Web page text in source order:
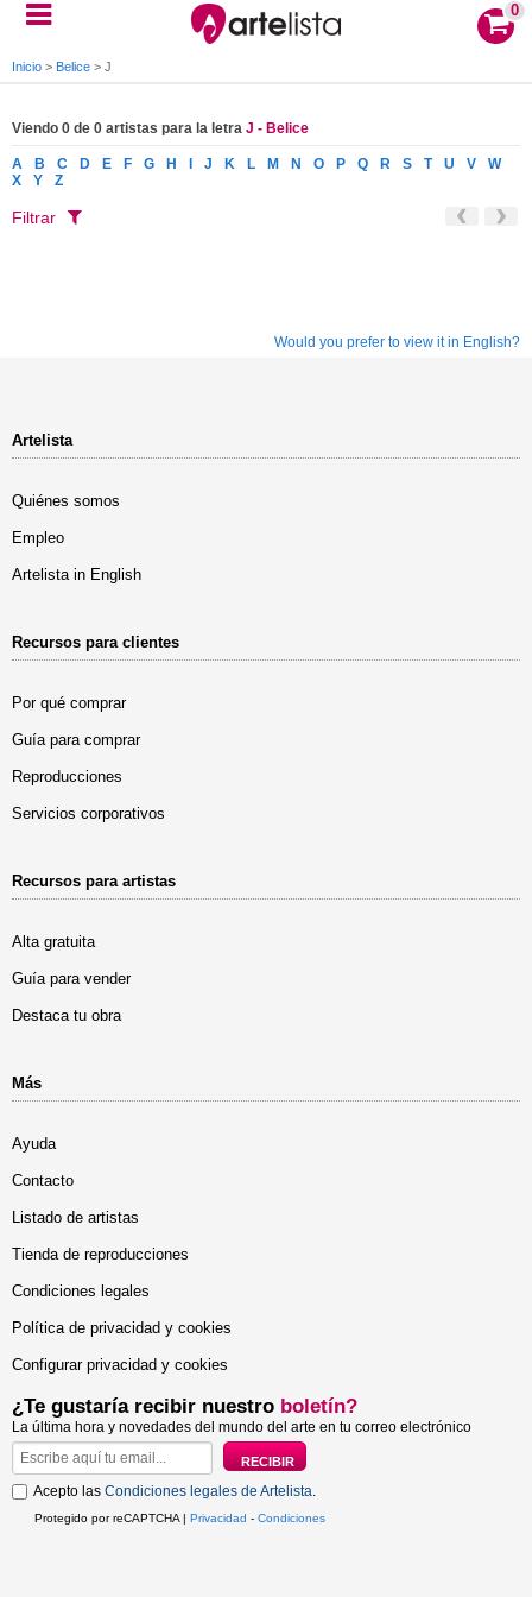
0
Inicio > Belice > J
Viendo 0 de 0 artistas para la letra J - Belice
A B C D E F G H J K L M N O P Q R S T U V
W
X
Y Z
Filtrar
Would you prefer to view it in English?
Artelista
Quiénes somos
Empleo
Artelista in English
Recursos para clientes
Por qué comprar
Guía para comprar
Reproducciones
Servicios corporativos
Recursos para artistas
Alta gratuita
Guía para vender
Destaca tu obra
Más
Ayuda
Contacto
Listado de artistas
Tienda de reproducciones
Condiciones legales
Política de privacidad y cookies
Configurar privacidad y cookies
¿Te gustaría recibir nuestro boletín?
La última hora y novedades del mundo del arte en tu correo electrónico
Acepto las Condiciones legales de Artelista.
Protegido por reCAPTCHA | Privacidad - Condiciones